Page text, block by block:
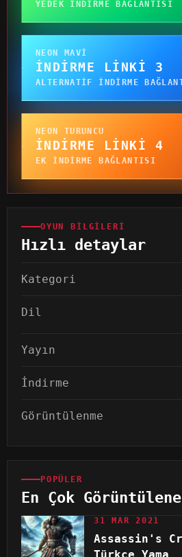
YEDEK INDIRME BAĞLANTISI
NEON MAVI
İNDIRME LINKI 3
ALTERNATIF INDIRME
NEON TURUNCU
İNDIRME LINKI 4
EK INDIRME BAĞLANTISI
OYUN BILGILERI
Hızlı detaylar
Kategori
Dil
Yayın
İndirme
Görüntülenme
POPÜLER
En Çok
31 MAR 2021
Assassin's